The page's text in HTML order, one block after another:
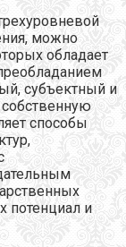
можно
обладает
субъектный и
способы
потенциал и